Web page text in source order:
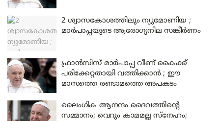
2 ശ്വാസകോശത്തിലും ന്യുമോണിയ ;
മാർപാപ്പയുടെ ആരോഗ്യനില സങ്കീർണം
ഫ്രാൻസിസ് മാർപാപ്പ വീണ് കൈക്ക്
പരിക്കേറ്റതായി വത്തിക്കാൻ ; ഈ
മാസത്തെ രണ്ടാമത്തെ അപകടം
ലൈംഗിക ആനന്ദം ദൈവത്തിന്റെ
സമ്മാനം; വെറും കാമമല്ല സ്‌നേഹം;